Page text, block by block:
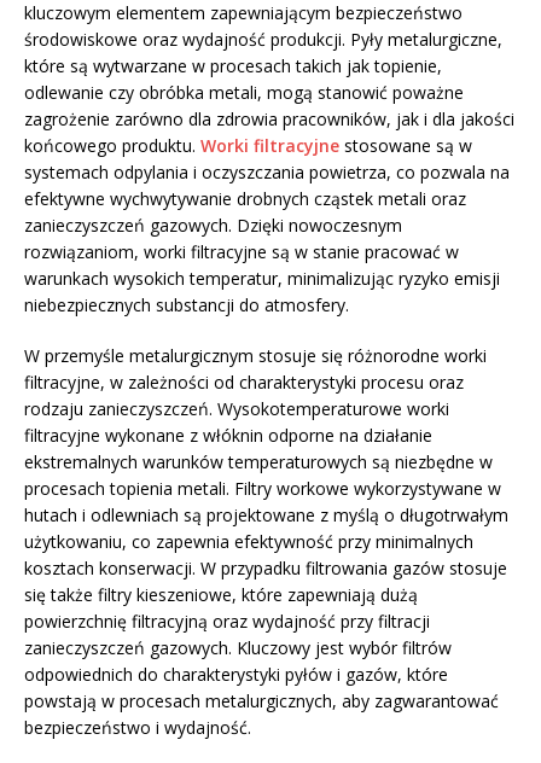
kluczowym elementem zapewniającym bezpieczeństwo
środowiskowe oraz wydajność produkcji. Pyły metalurgiczne,
które są wytwarzane w procesach takich jak topienie,
odlewanie czy obróbka metali, mogą stanowić poważne
zagrożenie zarówno dla zdrowia pracowników, jak i dla jakości
końcowego produktu. Worki filtracyjne stosowane są w
systemach odpylania i oczyszczania powietrza, co pozwala na
efektywne wychwytywanie drobnych cząstek metali oraz
zanieczyszczeń gazowych. Dzięki nowoczesnym
rozwiązaniom, worki filtracyjne są w stanie pracować w
warunkach wysokich temperatur, minimalizując ryzyko emisji
niebezpiecznych substancji do atmosfery.
W przemyśle metalurgicznym stosuje się różnorodne worki
filtracyjne, w zależności od charakterystyki procesu oraz
rodzaju zanieczyszczeń. Wysokotemperaturowe worki
filtracyjne wykonane z włóknin odporne na działanie
ekstremalnych warunków temperaturowych są niezbędne w
procesach topienia metali. Filtry workowe wykorzystywane w
hutach i odlewniach są projektowane z myślą o długotrwałym
użytkowaniu, co zapewnia efektywność przy minimalnych
kosztach konserwacji. W przypadku filtrowania gazów stosuje
się także filtry kieszeniowe, które zapewniają dużą
powierzchnię filtracyjną oraz wydajność przy filtracji
zanieczyszczeń gazowych. Kluczowy jest wybór filtrów
odpowiednich do charakterystyki pyłów i gazów, które
powstają w procesach metalurgicznych, aby zagwarantować
bezpieczeństwo i wydajność.